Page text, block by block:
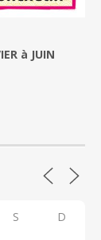
à JUIN
S D